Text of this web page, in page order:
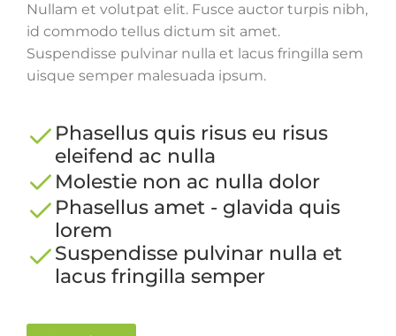
Nullam et volutpat elit. Fusce auctor turpis nibh,
id commodo tellus dictum sit amet.
Suspendisse pulvinar nulla et lacus fringilla sem
uisque semper malesuada ipsum.
Phasellus quis risus eu risus
eleifend ac nulla
Molestie non ac nulla dolor
Phasellus amet - glavida quis
lorem
Suspendisse pulvinar nulla et
lacus fringilla semper